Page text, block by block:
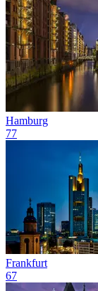
Hamburg
77
Frankfurt
67